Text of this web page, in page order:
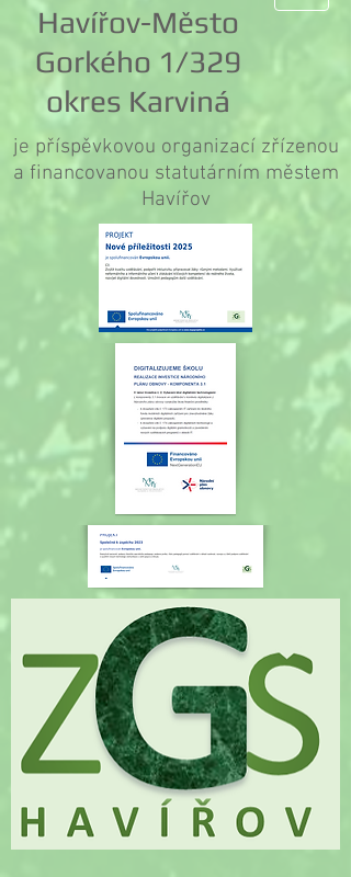
Havířov-Město
Gorkého 1/329
okres Karviná
je příspěvkovou organizací zřízenou
a financovanou statutárním městem
Havířov